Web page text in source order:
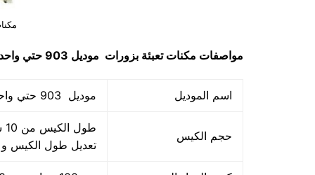
مواصفات مكنات تعبئة بزورات موديل 903 حتي واحد كيلو ماركة مهندس منسي
اسم الموديل موديل 903 حتي واحد كيلو ماركة المهندس منسي
حجم الكيس
تعديل طول الكيس